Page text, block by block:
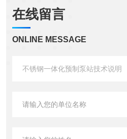
在线留言
ONLINE MESSAGE